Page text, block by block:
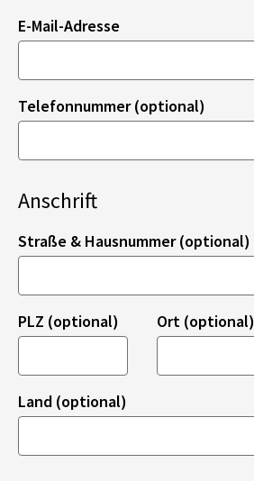
E-Mail-Adresse
Telefonnummer (optional)
Anschrift
Straße & Hausnummer (optional)
PLZ (optional) Ort (optional)
Land (optional)